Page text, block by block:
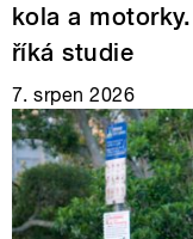
kola a
říká studie
7. srpen 2026